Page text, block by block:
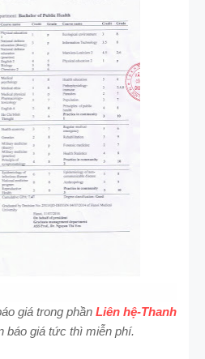
giá trong phần Liên hệ-Thanh
báo giá tức thì miễn phí.